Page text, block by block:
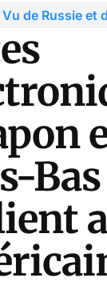
Vu de Russie et
Bas